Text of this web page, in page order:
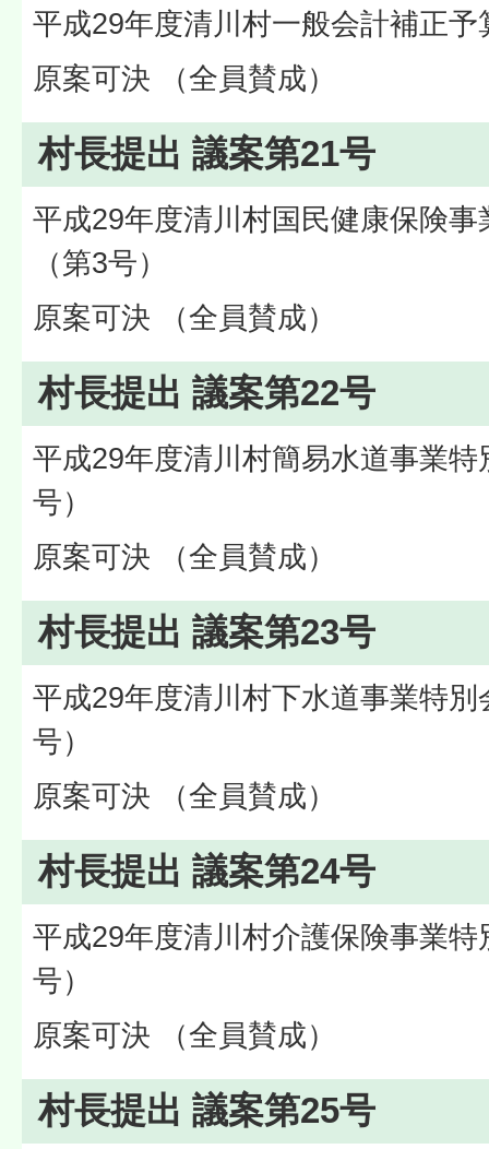
平成29年度清川村一般会計補正予
原案可決 （全員賛成）
村長提出 議案第21号
平成29年度清川村国民健康保険
（第3号）
原案可決 （全員賛成）
村長提出 議案第22号
平成29年度清川村簡易水道事業
号）
原案可決 （全員賛成）
村長提出 議案第23号
平成29年度清川村下水道事業特
号）
原案可決 （全員賛成）
村長提出 議案第24号
平成29年度清川村介護保険事業
号）
原案可決 （全員賛成）
村長提出 議案第25号